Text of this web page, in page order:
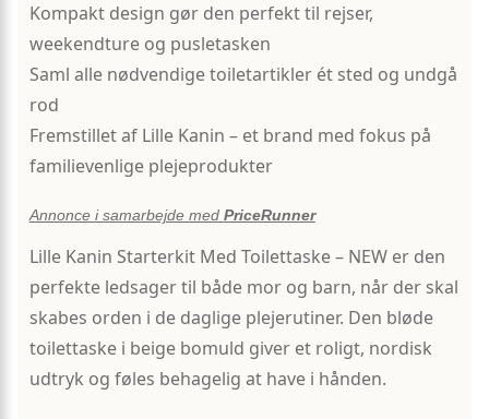
Kompakt design gør den perfekt til rejser,
weekendture og pusletasken
Saml alle nødvendige toiletartikler ét sted og undgå
rod
Fremstillet af Lille Kanin – et brand med fokus på
familievenlige plejeprodukter
Annonce i samarbejde med PriceRunner
Lille Kanin Starterkit Med Toilettaske – NEW er den
perfekte ledsager til både mor og barn, når der skal
skabes orden i de daglige plejerutiner. Den bløde
toilettaske i beige bomuld giver et roligt, nordisk
udtryk og føles behagelig at have i hånden.